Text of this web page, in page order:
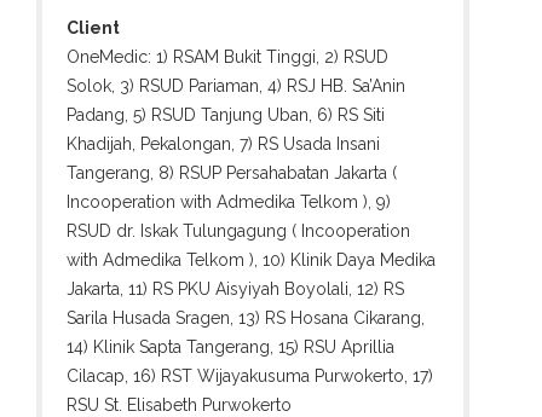
Client
OneMedic: 1) RSAM Bukit Tinggi, 2) RSUD
Solok, 3) RSUD Pariaman, 4) RSJ HB. Sa’Anin
Padang, 5) RSUD Tanjung Uban, 6) RS Siti
Khadijah, Pekalongan, 7) RS Usada Insani
Tangerang, 8) RSUP Persahabatan Jakarta (
Incooperation with Admedika Telkom ), 9)
RSUD dr. Iskak Tulungagung ( Incooperation
with Admedika Telkom ), 10) Klinik Daya Medika
Jakarta, 11) RS PKU Aisyiyah Boyolali, 12) RS
Sarila Husada Sragen, 13) RS Hosana Cikarang,
14) Klinik Sapta Tangerang, 15) RSU Aprillia
Cilacap, 16) RST Wijayakusuma Purwokerto, 17)
RSU St. Elisabeth Purwokerto